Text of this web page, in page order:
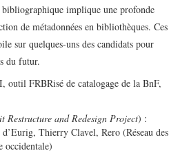
implique une profonde
de métadonnées en bibliothèques. Ces
sur quelques-uns des candidats pour
du futur.
outil FRBRisé de catalogage de la BnF,
Restructure and Redesign Project) :
Thierry Clavel, Rero (Réseau des
occidentale)